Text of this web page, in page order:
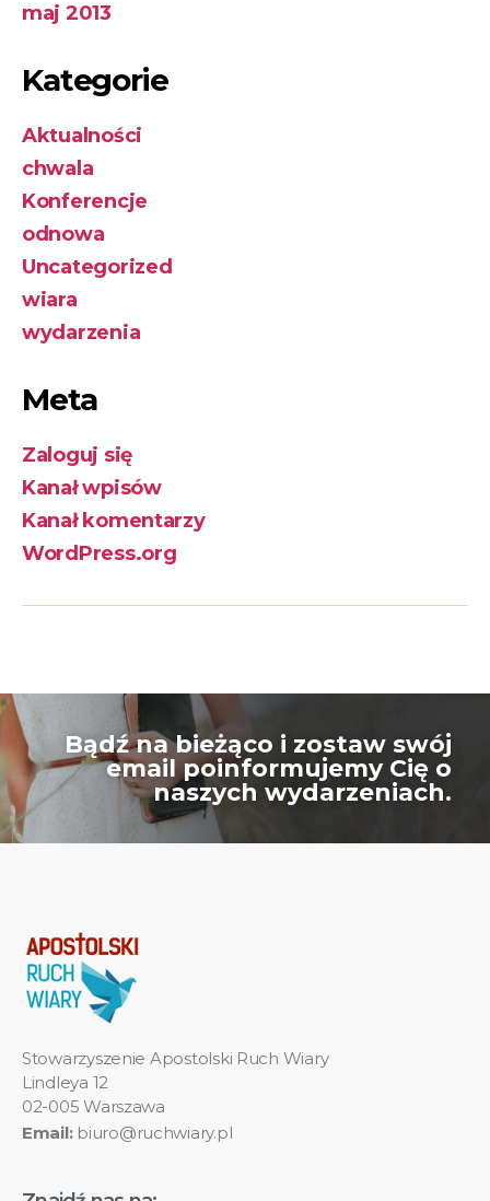
maj 2013
Kategorie
Aktualności
chwala
Konferencje
odnowa
Uncategorized
wiara
wydarzenia
Meta
Zaloguj się
Kanał wpisów
Kanał komentarzy
WordPress.org
Bądź na bieżąco i zostaw swój
email poinformujemy Cię o
naszych wydarzeniach.
Stowarzyszenie Apostolski Ruch Wiary
Lindleya 12
02-005 Warszawa
Email:biuro@ruchwiary.pl